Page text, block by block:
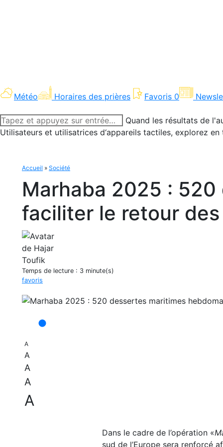
Météo Horaires des prières Favoris 0
Recherche
:
Quand les résultats de
Utilisateurs et utilisatrices d‘appareils tactiles, explorez
Accueil » Société
Marhaba 2025 :
faciliter le retour des
Temps de lecture : 3 minute(s)
favoris
A
A
A
A
A
Dans le cadre de l’opération «
sud de l’Europe sera renforcé